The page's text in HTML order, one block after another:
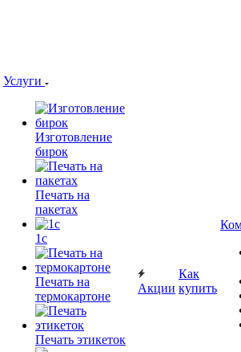
Услуги
Изготовление
бирок
Печать на
пакетах
1c
Печать на
термокартоне
Печать этикеток
Акции
Как
купить